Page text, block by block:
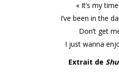
« It’s my
I’ve been in the
Don’t get
I just wanna
Extrait de